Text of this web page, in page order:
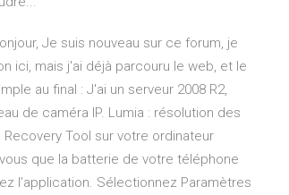
Je suis nouveau sur ce forum, je
ici, mais j'ai déjà parcouru le web, et le
au final : J'ai un serveur 2008 R2,
de caméra IP. Lumia : résolution des
Tool sur votre ordinateur
que la batterie de votre téléphone
l’application. Sélectionnez Paramètres